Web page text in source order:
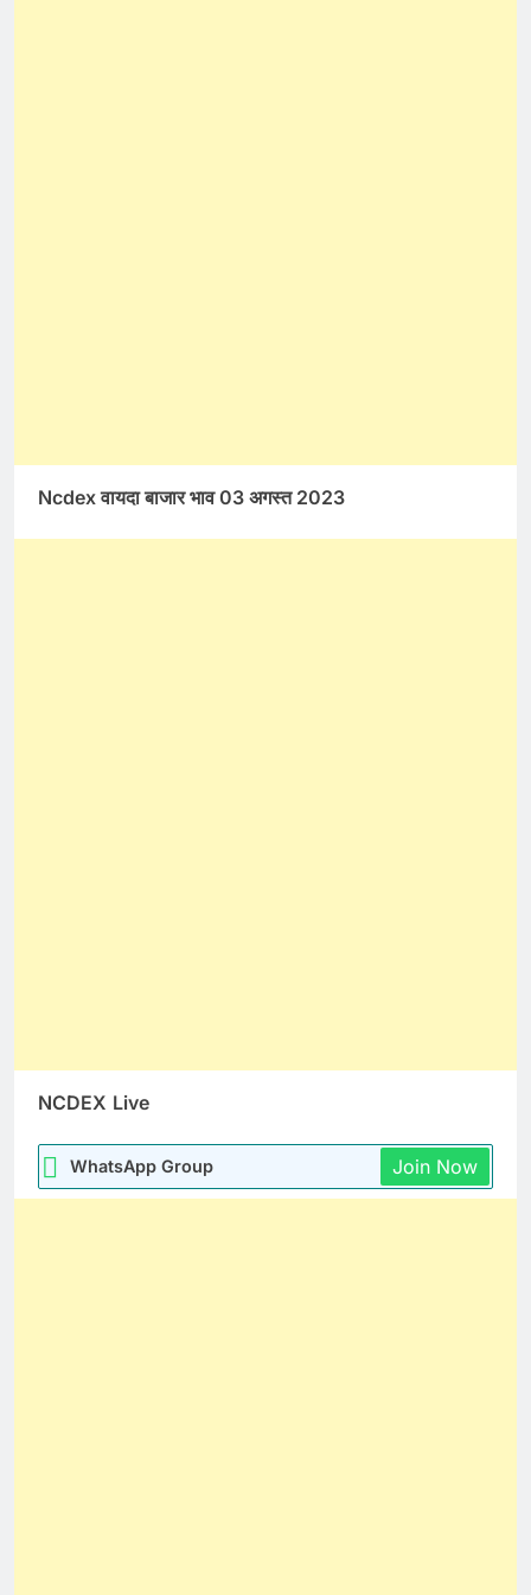
Ncdex वायदा बाजार भाव 03 अगस्त 2023
NCDEX Live
WhatsApp Group Join Now